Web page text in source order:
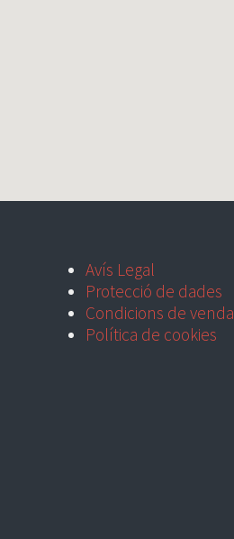
Avís Legal
Protecció de dades
Condicions de venda
Política de cookies